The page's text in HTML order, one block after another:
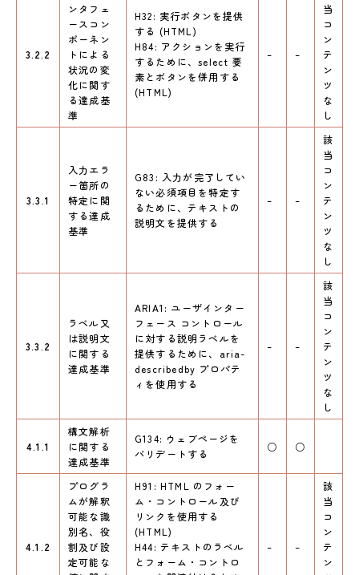
3.2.2
ンタフェ
ースコン
ポーネン
トによる
状況の変
化に関す
る達成基
準
H32: 実行ボタンを提供
する (HTML)
H84: アクションを実行
するために、select 要
素とボタンを併用する
(HTML)
– –
当
コ
ン
テ
ン
ツ
な
し
3.3.1
入力エラ
ー箇所の
特定に関
する達成
基準
G83: 入力が完了してい
ない必須項目を特定す
るために、テキストの
説明文を提供する
– –
該
当
コ
ン
テ
ン
ツ
な
し
3.3.2
ラベル又
は説明文
に関する
達成基準
ARIA1: ユーザインター
フェース コントロール
に対する説明ラベルを
提供するために、aria-
describedby プロパテ
ィを使用する
– –
該
当
コ
ン
テ
ン
ツ
な
し
4.1.1
構文解析
に関する
達成基準
G134: ウェブページを
バリデートする
○ ○
4.1.2
プログラ
ムが解釈
可能な識
別名、役
割及び設
定可能な
H91: HTML のフォー
ム・コントロール及び
リンクを使用する
(HTML)
H44: テキストのラベル
とフォーム・コントロ
– –
該
当
コ
ン
テ
ン